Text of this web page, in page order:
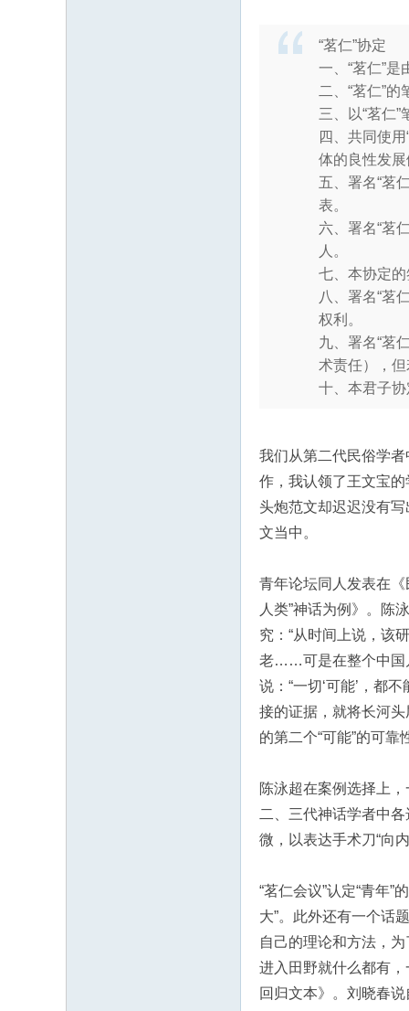
“茗仁”协定
一、“茗仁”
二、“茗仁”
三、以“茗仁
四、共同使
体的良性发
五、署名“茗
表。
六、署名“茗
人。
七、本协定
八、署名“茗
权利。
九、署名“茗
术责任），
十、本君子
我们从第二代民俗学
作，我认领了王文宝
头炮范文却迟迟没有
文当中。
青年论坛同人发表在
人类”神话为例》。陈
究：“从时间上说，该
老……可是在整个中国
说：“一切‘可能’，都
接的证据，就将长河
的第二个“可能”的可
陈泳超在案例选择上
二、三代神话学者中
微，以表达手术刀“向
“茗仁会议”认定“青年
大”。此外还有一个话
自己的理论和方法，
进入田野就什么都有
回归文本》。刘晓春